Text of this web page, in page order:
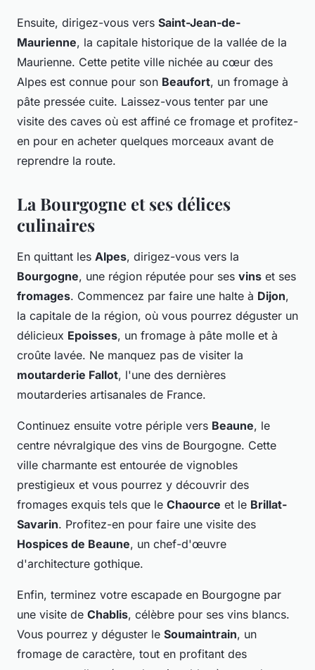
Ensuite, dirigez-vous vers Saint-Jean-de-
Maurienne, la capitale historique de la vallée de la
Maurienne. Cette petite ville nichée au cœur des
Alpes est connue pour son Beaufort, un fromage à
pâte pressée cuite. Laissez-vous tenter par une
visite des caves où est affiné ce fromage et profitez-
en pour en acheter quelques morceaux avant de
reprendre la route.
La Bourgogne et ses délices
culinaires
En quittant les Alpes, dirigez-vous vers la
Bourgogne, une région réputée pour ses vins et ses
fromages. Commencez par faire une halte à Dijon,
la capitale de la région, où vous pourrez déguster un
délicieux Epoisses, un fromage à pâte molle et à
croûte lavée. Ne manquez pas de visiter la
moutarderie Fallot, l'une des dernières
moutarderies artisanales de France.
Continuez ensuite votre périple vers Beaune, le
centre névralgique des vins de Bourgogne. Cette
ville charmante est entourée de vignobles
prestigieux et vous pourrez y découvrir des
fromages exquis tels que le Chaource et le Brillat-
Savarin. Profitez-en pour faire une visite des
Hospices de Beaune, un chef-d'œuvre
d'architecture gothique.
Enfin, terminez votre escapade en Bourgogne par
une visite de Chablis, célèbre pour ses vins blancs.
Vous pourrez y déguster le Soumaintrain, un
fromage de caractère, tout en profitant des